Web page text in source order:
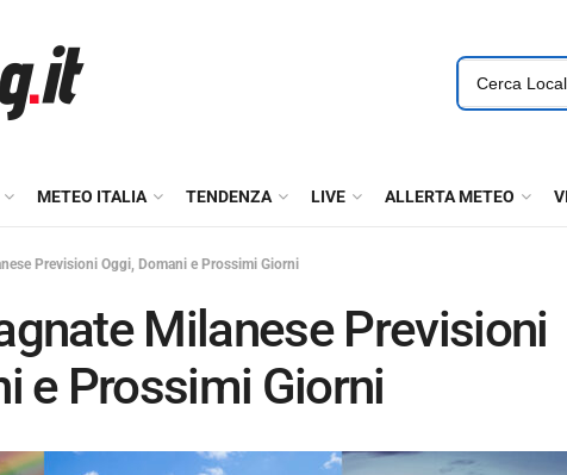
METEO ITALIA TENDENZA LIVE ALLERTA METEO
Previsioni Oggi, Domani e Prossimi Giorni
Milanese Previsioni
e Prossimi Giorni